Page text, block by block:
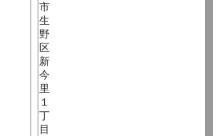
市
生
野
区
新
今
里
１
丁
目